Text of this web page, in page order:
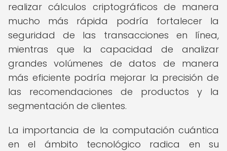
realizar cálculos criptográficos de manera
mucho más rápida podría fortalecer la
seguridad de las transacciones en línea,
mientras que la capacidad de analizar
grandes volúmenes de datos de manera
más eficiente podría mejorar la precisión de
las recomendaciones de productos y la
segmentación de clientes.
La importancia de la computación cuántica
en el ámbito tecnológico radica en su